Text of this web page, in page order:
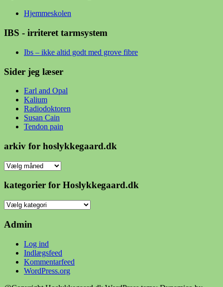
Hjemmeskolen
IBS - irriteret tarmsystem
Ibs – ikke altid godt med grove fibre
Sider jeg læser
Earl and Opal
Kalium
Radiodoktoren
Susan Cain
Tendon pain
arkiv for hoslykkegaard.dk
arkiv
hoslykkegaard.dk
kategorier for Hoslykkegaard.dk
kategorier
Hoslykkegaard.dk
Admin
Log ind
Indlægsfeed
Kommentarfeed
WordPress.org